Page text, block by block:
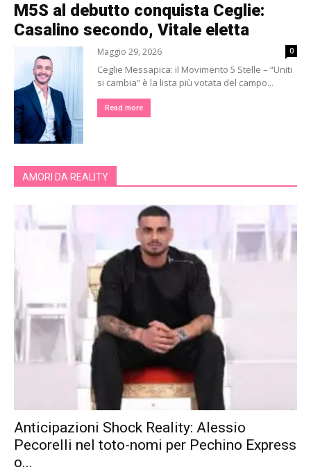
M5S al debutto conquista Ceglie:
Casalino secondo, Vitale eletta
Maggio 29, 2026 0
Ceglie Messapica: il Movimento 5 Stelle – “Uniti
si cambia” è la lista più votata del campo...
Read more
AMORI DA REALITY
Anticipazioni Shock Reality: Alessio
Pecorelli nel toto-nomi per Pechino Express
o...